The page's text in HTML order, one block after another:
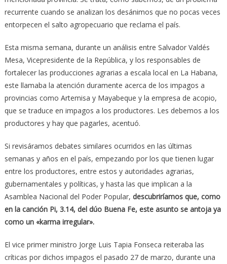
recurrente cuando se analizan los desánimos que no pocas veces
entorpecen el salto agropecuario que reclama el país.
Esta misma semana, durante un análisis entre Salvador Valdés
Mesa, Vicepresidente de la República, y los responsables de
fortalecer las producciones agrarias a escala local en La Habana,
este llamaba la atención duramente acerca de los impagos a
provincias como Artemisa y Mayabeque y la empresa de acopio,
que se traduce en impagos a los productores. Les debemos a los
productores y hay que pagarles, acentuó.
Si revisáramos debates similares ocurridos en las últimas
semanas y años en el país, empezando por los que tienen lugar
entre los productores, entre estos y autoridades agrarias,
gubernamentales y políticas, y hasta las que implican a la
Asamblea Nacional del Poder Popular, descubriríamos que, como
en la canción Pi, 3.14, del dúo Buena Fe, este asunto se antoja ya
como un «karma irregular».
El vice primer ministro Jorge Luis Tapia Fonseca reiteraba las
críticas por dichos impagos el pasado 27 de marzo, durante una